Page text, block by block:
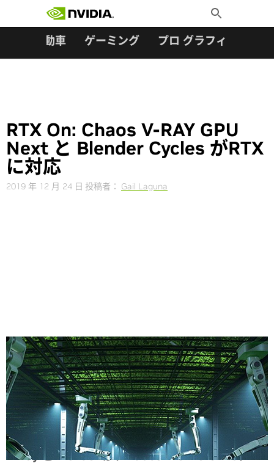
Toggle
Search
自動車 ゲーミング プロ グラフィックス
RTX On: Chaos V-RAY GPU
Next と Blender Cycles がRTX
に対応
2019 年 12 月 24 日 投稿者： Gail Laguna
Share
V-Ray と Blender が、Adobe Premiere Pro、